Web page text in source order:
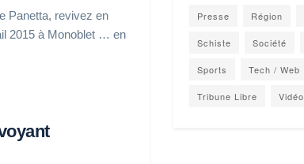
Panetta, revivez en
2015 à Monoblet … en
Presse Région
Schiste Société
Sports Tech / Web
Tribune Libre Vidéo